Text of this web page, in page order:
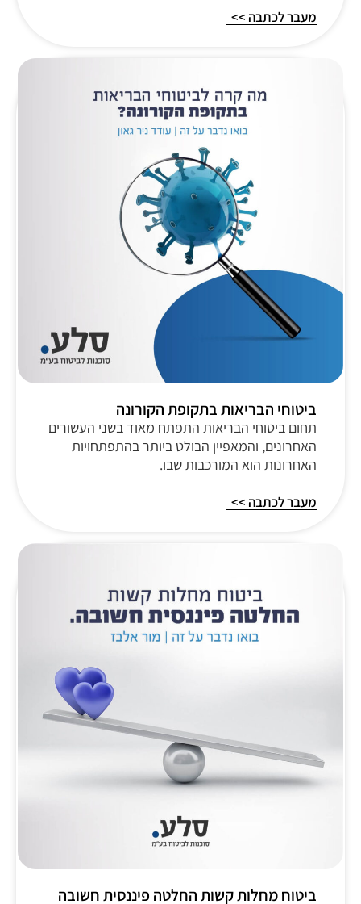
מעבר לכתבה >>
ביטוחי הבריאות בתקופת הקורונה
תחום ביטוחי הבריאות התפתח מאוד בשני העשורים
האחרונים, והמאפיין הבולט ביותר בהתפתחויות
האחרונות הוא המורכבות שבו.
מעבר לכתבה >>
ביטוח מחלות קשות החלטה פיננסית חשובה